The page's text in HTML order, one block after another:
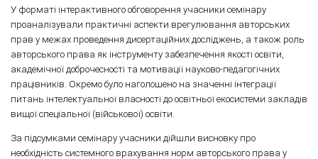
У форматі інтерактивного обговорення учасники семінару
проаналізували практичні аспекти врегулювання авторських
прав у межах проведення дисертаційних досліджень, а також роль
авторського права як інструменту забезпечення якості освіти,
академічної доброчесності та мотивації науково-педагогічних
працівників. Окремо було наголошено на значенні інтеграції
питань інтелектуальної власності до освітньої екосистеми закладів
вищої спеціальної (військової) освіти.
За підсумками семінару учасники дійшли висновку про
необхідність системного врахування норм авторського права у